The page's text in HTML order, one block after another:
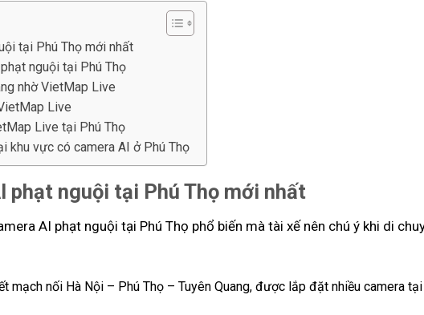
tại Phú Thọ mới nhất
nguội tại Phú Thọ
nhờ VietMap Live
Live
Live tại Phú Thọ
khu vực có camera AI ở Phú Thọ
phạt nguội tại Phú Thọ mới nhất
AI phạt nguội tại Phú Thọ phổ biến mà tài xế nên chú ý khi di
mạch nối Hà Nội – Phú Thọ – Tuyên Quang, được lắp đặt nhiều camera